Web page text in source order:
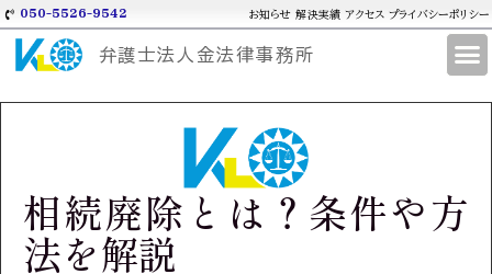
050-5526-9542 お知らせ 解決実績 アクセス プライバシーポリシー
弁護士法人金法律事務所
相続廃除とは？条件や方
法を解説